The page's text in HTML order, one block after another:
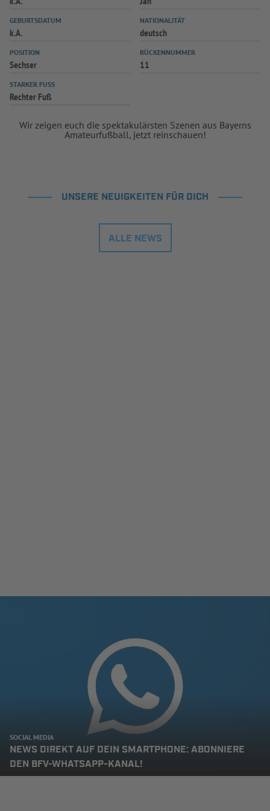
SPIELPLUS
GEBURTSDATUM
k.A.
NATIONALITÄT
deutsch
POSITION
Sechser
RÜCKENNUMMER
11
STARKER FUSS
Rechter Fuß
Wir zeigen euch die spektakulärsten Szenen aus Bayerns
Amateurfußball, jetzt reinschauen!
UNSERE NEUIGKEITEN FÜR DICH
ALLE NEWS
SOCIAL MEDIA
NEWS DIREKT AUF DEIN SMARTPHONE: ABONNIERE
DEN BFV-WHATSAPP-KANAL!